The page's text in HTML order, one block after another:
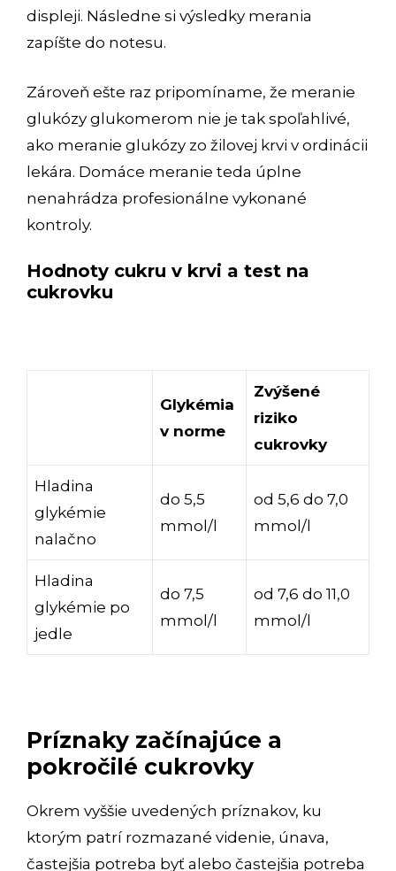
displeji. Následne si výsledky merania
zapíšte do notesu.
Zároveň ešte raz pripomíname, že meranie
glukózy glukomerom nie je tak spoľahlivé,
ako meranie glukózy zo žilovej krvi v ordinácii
lekára. Domáce meranie teda úplne
nenahrádza profesionálne vykonané
kontroly.
Hodnoty cukru v krvi a test na
cukrovku
Glykémia
v norme
Zvýšené
riziko
cukrovky
Hladina
glykémie
nalačno
do 5,5
mmol/l
od 5,6 do 7,0
mmol/l
Hladina
glykémie po
jedle
do 7,5
mmol/l
od 7,6 do 11,0
mmol/l
Príznaky začínajúce a
pokročilé cukrovky
Okrem vyššie uvedených príznakov, ku
ktorým patrí rozmazané videnie, únava,
častejšia potreba byť alebo častejšia potreba